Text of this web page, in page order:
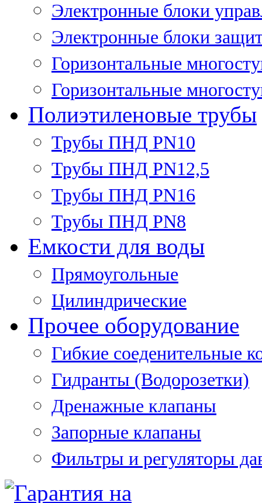
Электронные блоки
Электронные блоки
Горизонтальные
Горизонтальные
Полиэтиленовые трубы
Трубы ПНД PN10
Трубы ПНД PN12,5
Трубы ПНД PN16
Трубы ПНД PN8
Емкости для воды
Прямоугольные
Цилиндрические
Прочее оборудование
Гибкие соеденительные
Гидранты (Водорозетки)
Дренажные клапаны
Запорные клапаны
Фильтры и регуляторы